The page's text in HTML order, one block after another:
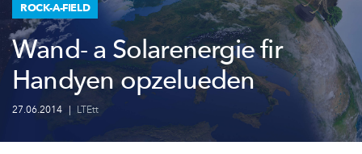
ROCK-A-FIELD
Wand- a Solarenergie fir
Handyen opzelueden
27.06.2014 | LTEtt